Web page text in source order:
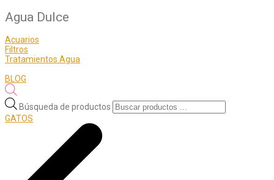
Agua Dulce
Acuarios
Filtros
Tratamientos Agua
BLOG
Búsqueda de productos
GATOS